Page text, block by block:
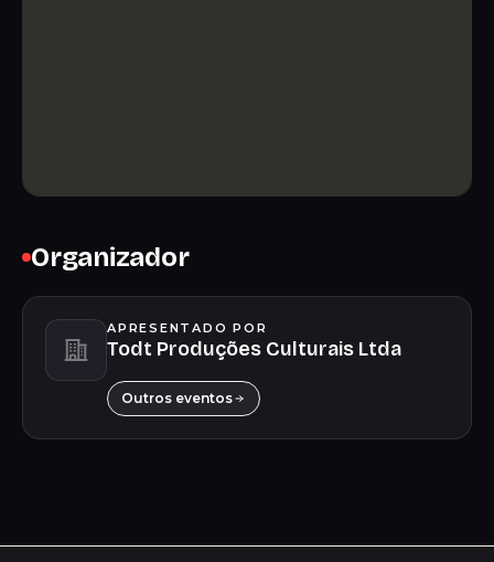
Organizador
APRESENTADO POR
Todt Produções Culturais Ltda
Outros eventos